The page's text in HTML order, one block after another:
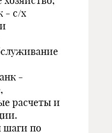
- с/х
-
расчеты и
шаги по